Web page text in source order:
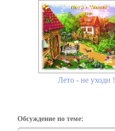
Лето - не уходи !
Обсуждение по теме: